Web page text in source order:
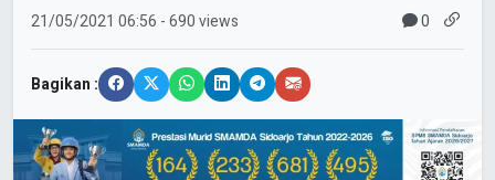
21/05/2021 06:56 - 690 views 0
Bagikan :